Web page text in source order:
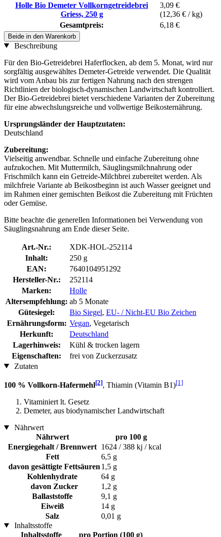
Holle Bio Demeter Vollkorngetreidebrei
Griess, 250 g
3,09 €
(12,36 € / kg)
Gesamtpreis:
6,18 €
Beide in den Warenkorb
Beschreibung
Für den Bio-Getreidebrei Haferflocken, ab dem 5. Monat, wird nur
sorgfältig ausgewähltes Demeter-Getreide verwendet. Die Qualität
wird vom Anbau bis zur fertigen Nahrung nach den strengen
Richtlinien der biologisch-dynamischen Landwirtschaft kontrolliert.
Der Bio-Getreidebrei bietet verschiedene Varianten der Zubereitung
für eine abwechslungsreiche und vollwertige Beikosternährung.
Ursprungsländer der Hauptzutaten:
Deutschland
Zubereitung:
Vielseitig anwendbar. Schnelle und einfache Zubereitung ohne
aufzukochen. Mit Muttermilch, Säuglingsmilchnahrung oder
Frischmilch kann ein Getreide-Milchbrei zubereitet werden. Als
milchfreie Variante ab Beikostbeginn ist auch Wasser geeignet und
im Rahmen einer gemischten Beikost die Zubereitung mit Früchten
oder Gemüse.
Bitte beachte die generellen Informationen bei Verwendung von
Säuglingsnahrung am Ende dieser Seite.
Art.-Nr.:
XDK-HOL-252114
Inhalt:
250 g
EAN:
7640104951292
Hersteller-Nr.:
252114
Marken:
Holle
Altersempfehlung: ab 5 Monate
Gütesiegel:
Bio Siegel, EU- / Nicht-EU Bio Zeichen
Ernährungsform: Vegan, Vegetarisch
Herkunft:
Deutschland
Lagerhinweis:
Kühl & trocken lagern
Eigenschaften:
frei von Zuckerzusatz
Zutaten
100 % Vollkorn-Hafermehl[2], Thiamin (Vitamin B1)[1]
Vitaminiert lt. Gesetz
Demeter, aus biodynamischer Landwirtschaft
Nährwert
Nährwert
pro 100 g
Energiegehalt / Brennwert 1624 / 388 kj / kcal
Fett
6,5 g
davon gesättigte Fettsäuren 1,5 g
Kohlenhydrate
64 g
davon Zucker
1,2 g
Ballaststoffe
9,1 g
Eiweiß
14 g
Salz
0,01 g
Inhaltsstoffe
Inhaltsstoffe
pro Portion (100 g)